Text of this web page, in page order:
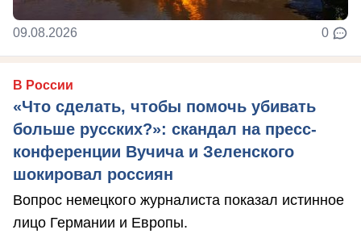
09.08.2026 0
В России
«Что сделать, чтобы помочь убивать
больше русских?»: скандал на пресс-
конференции Вучича и Зеленского
шокировал россиян
Вопрос немецкого журналиста показал истинное
лицо Германии и Европы.